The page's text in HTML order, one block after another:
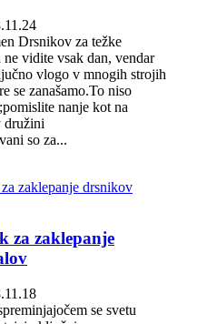
Drsnikov za težke
vidite vsak dan, vendar
vlogo v mnogih strojih
se zanašamo.To niso
nanje kot na
družini
so za...
za zaklepanje
se svetu